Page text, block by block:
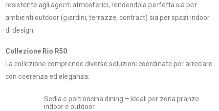
resistente agli agenti atmosferici, rendendola perfetta sia per
ambienti outdoor (giardini, terrazze, contract) sia per spazi indoor
di design.
Collezione Rio R50
La collezione comprende diverse soluzioni coordinate per arredare
con coerenza ed eleganza:
Sedia e poltroncina dining – Ideali per zona pranzo
indoor e outdoor